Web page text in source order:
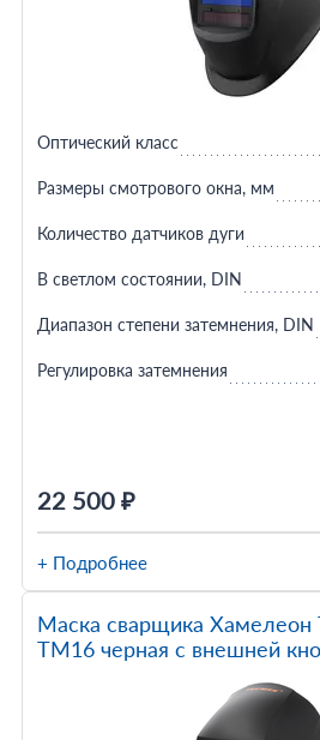
22 500 ₽
Оптический класс
Размеры смотрового окна, мм
Количество датчиков дуги
В светлом состоянии, DIN
Диапазон степени затемнения, DIN
Регулировка затемнения
+ Подробнее
Маска сварщика Хамелеон
TM16 черная с внешней